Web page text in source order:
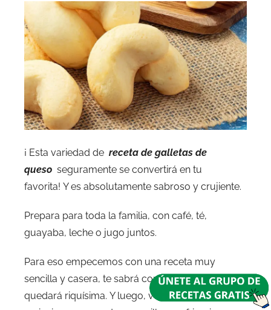
¡ Esta variedad de receta de galletas de
queso seguramente se convertirá en tu
favorita! Y es absolutamente sabroso y crujiente.
Prepara para toda la familia, con café, té,
guayaba, leche o jugo juntos.
Para eso empecemos con una receta muy
sencilla y casera, te sabrá como en casa y te
quedará riquísima. Y luego, vea una serie de